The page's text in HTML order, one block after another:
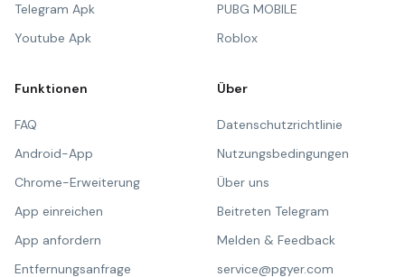
Telegram Apk
Youtube Apk
PUBG MOBILE
Roblox
Funktionen
FAQ
Android-App
Chrome-Erweiterung
App einreichen
App anfordern
Entfernungsanfrage
Über
Datenschutzrichtlinie
Nutzungsbedingungen
Über uns
Beitreten Telegram
Melden & Feedback
service@pgyer.com